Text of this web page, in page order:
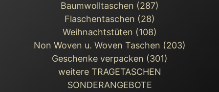
Baumwolltaschen (287)
Flaschentaschen (28)
Weihnachts­tüten (108)
Non Woven u. Woven Taschen (203)
Geschenke verpacken (301)
weitere TRAGETASCHEN
SONDERANGEBOTE